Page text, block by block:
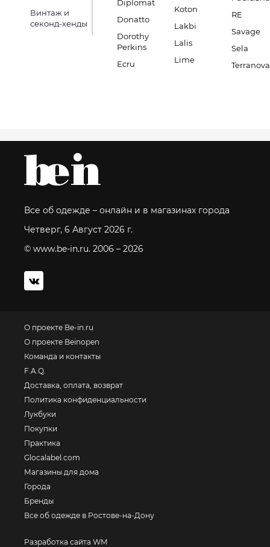
Винтаж и
секонд-хенды
Diplomat
Donatto
Dorothy
Perkins
Ecru
Koton
Lakbi
Lalis
Lime
RE
Savage
Sela
Terranova
Все об одежде – онлайн и в магазинах города
Четверг, 6 Август 2026 г.
© www.be-in.ru. 2006 – 2026
О проекте Be-in.ru
О проекте Beinopen
Команда и контакты
F.A.Q.
Доставка, оплата, возврат
Политика конфиденциальности
Лукбуки
Покупки
Практика
Glocalabel.com
Магазины для дома
Города
Бренды
Все об одежде в Ростове-на-Дону
Разработка сайта WM